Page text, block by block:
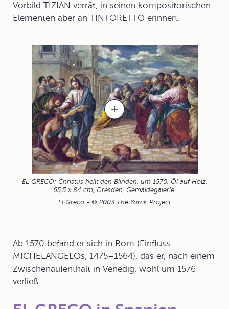
Vorbild TIZIAN verrät, in seinen kompositorischen
Elementen aber an TINTORETTO erinnert.
EL GRECO: Christus heilt den Blinden, um 1570, Öl auf Holz,
65,5 x 84 cm, Dresden, Gemäldegalerie.
El Greco - © 2003 The Yorck Project
Ab 1570 befand er sich in Rom (Einfluss
MICHELANGELOs, 1475–1564), das er, nach einem
Zwischenaufenthalt in Venedig, wohl um 1576
verließ.